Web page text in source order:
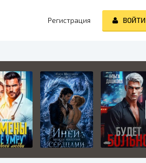
Регистрация ВОЙТИ